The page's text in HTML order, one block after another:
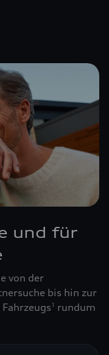
und für
von der
bis hin zur
1
rundum